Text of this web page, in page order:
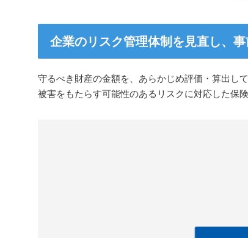
企業のリスク管理体制を見直し、事
守るべき財産の金額を、あらかじめ評価・算出し
被害をもたらす可能性のあるリスクに対応した保